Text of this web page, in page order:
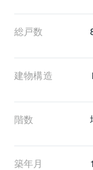
総戸数
建物構造
階数
築年月